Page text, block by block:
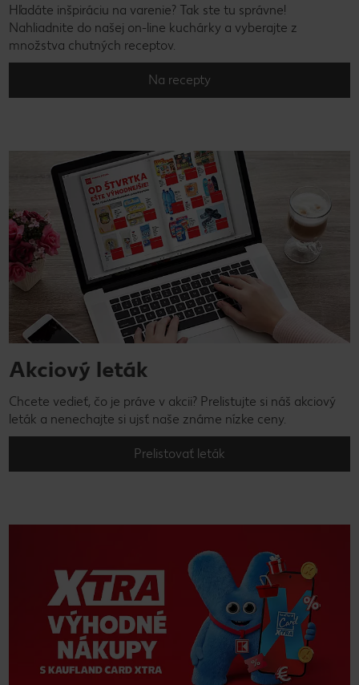
Hľadáte inšpiráciu na varenie? Tak ste tu správne!
Nahliadnite do našej on-line kuchárky a vyberajte z
množstva chutných receptov.
Na recepty
Akciový leták
Chcete vedieť, čo je práve v akcii? Prelistujte si náš akciový
leták a nenechajte si ujsť naše známe nízke ceny.
Prelistovať leták